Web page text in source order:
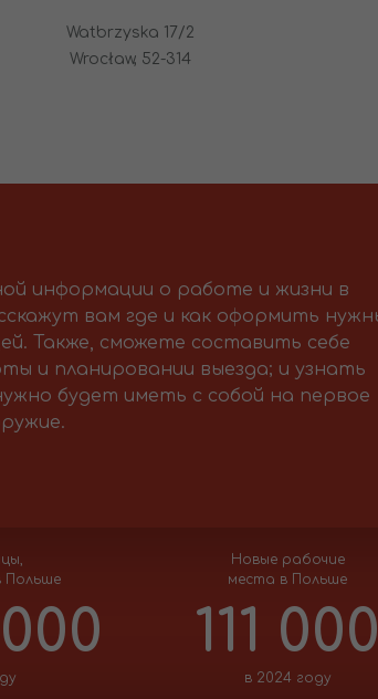
Watbrzyska 17/2
Wrocław, 52-314
информации о работе и жизни в
вам где и как оформить
Также, сможете составить себе
и планировании выезда; и узнать
будет иметь с собой на первое
Новые рабочие
места в Польше
111
в 2024 году